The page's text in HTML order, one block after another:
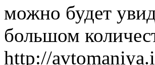
можно будет
большом
http://